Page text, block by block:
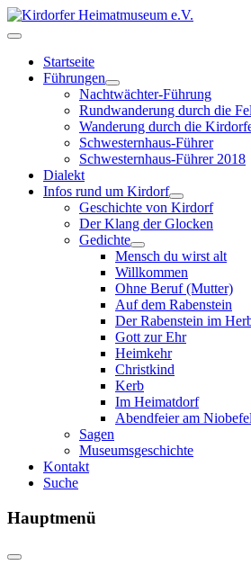
Startseite
Führungen
Nachtwächter-Führung
Rundwanderung durch die
Wanderung durch die
Schwesternhaus-Führer
Schwesternhaus-Führer 2018
Dialekt
Infos rund um Kirdorf
Geschichte von Kirdorf
Der Klang der Glocken
Gedichte
Mensch du wirst alt
Willkommen
Ohne Beruf (Mutter)
Auf dem Rabenstein
Der Rabenstein im
Gott zur Ehr
Heimkehr
Christkind
Kerb
Im Heimatdorf
Abendfeier am
Sagen
Museumsgeschichte
Kontakt
Suche
Hauptmenü